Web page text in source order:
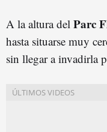
A la altura del Parc
hasta situarse muy
sin llegar a invadirla